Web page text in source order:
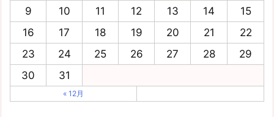
9
10 11 12 13 14
15
16
17 18 19 20 21
22
23
24 25 26 27 28
29
30
31
« 12月